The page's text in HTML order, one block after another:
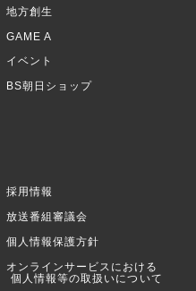
地方創生
GAME A
イベント
BS朝日ショップ
採用情報
放送番組審議会
個人情報保護方針
オンラインサービスにおける
個人情報等の取扱いについて